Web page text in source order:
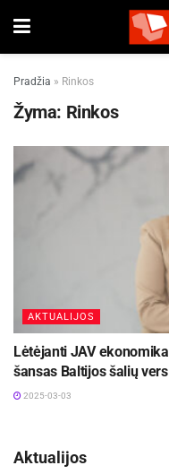
Pradžia » Rinkos
Žyma: Rinkos
AKTUALIJOS
Lėtėjanti JAV
šansas Baltijos šalių
2025-03-03
Aktualijos